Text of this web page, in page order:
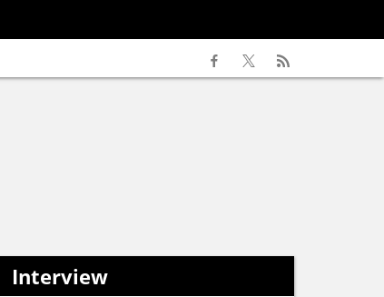
Interview